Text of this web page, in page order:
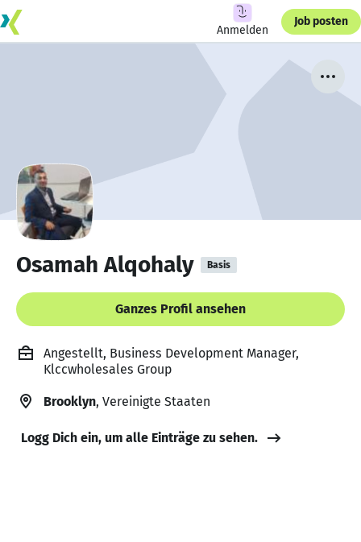
Anmelden
Job posten
Osamah Alqohaly Basis
Ganzes Profil ansehen
Angestellt, Business Development Manager,
Klccwholesales Group
Brooklyn, Vereinigte Staaten
Logg Dich ein, um alle Einträge zu sehen.